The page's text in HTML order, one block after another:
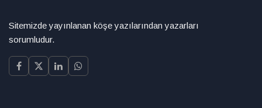
Sitemizde yayınlanan köşe yazılarından yazarları
sorumludur.